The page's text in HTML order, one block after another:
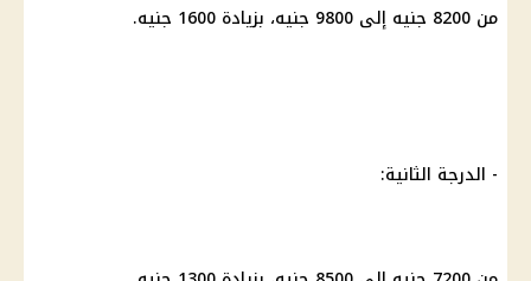
من 8200 جنيه إلى 9800 جنيه، بزيادة 1600 جنيه.
- الدرجة الثانية: